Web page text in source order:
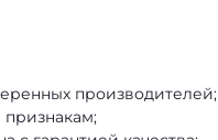
производителей;
признакам;